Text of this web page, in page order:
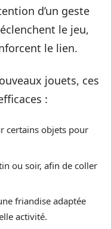
d’un geste
le jeu,
le lien.
jouets, ces
:
certains objets pour
ou soir, afin de coller
friandise adaptée
activité.